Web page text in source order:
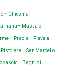
- Chiesina
- Massa e
- Pescia - Pieve a
Pistoiese - San Marcello
- Bagni di